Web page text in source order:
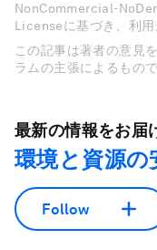
NonCommercial-
Licenseに基づき、利用
この記事は著者の意見
ラムの主張によるもの
最新の情報をお届
環境と資源の
Follow